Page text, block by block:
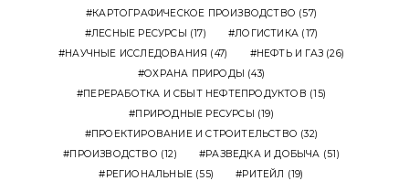
КАРТОГРАФИЧЕСКОЕ ПРОИЗВОДСТВО (57)
ЛЕСНЫЕ РЕСУРСЫ (17) ЛОГИСТИКА (17)
НАУЧНЫЕ ИССЛЕДОВАНИЯ (47) НЕФТЬ И ГАЗ(26)
ОХРАНА ПРИРОДЫ (43)
ПЕРЕРАБОТКА И СБЫТ НЕФТЕПРОДУКТОВ (15)
ПРИРОДНЫЕ РЕСУРСЫ (19)
ПРОЕКТИРОВАНИЕ И СТРОИТЕЛЬСТВО (32)
ПРОИЗВОДСТВО (12) РАЗВЕДКА И ДОБЫЧА (51)
РЕГИОНАЛЬНЫЕ (55) РИТЕЙЛ (19)